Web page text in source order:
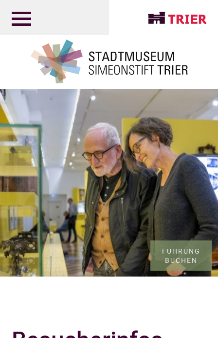
FÜHRUNG
BUCHEN